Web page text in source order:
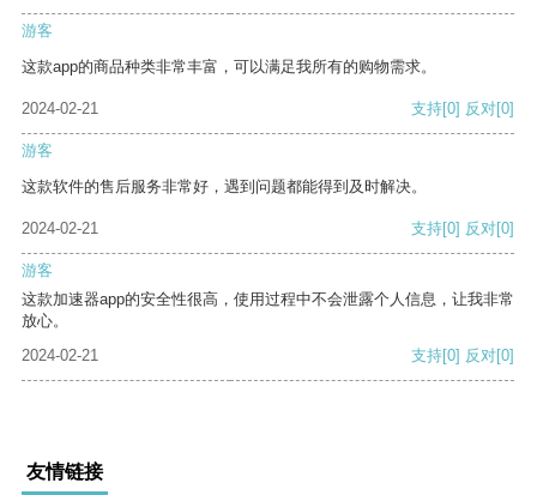
游客
这款app的商品种类非常丰富，可以满足我所有的购物需求。
2024-02-21 支持[0] 反对[0]
游客
这款软件的售后服务非常好，遇到问题都能得到及时解决。
2024-02-21 支持[0] 反对[0]
游客
这款加速器app的安全性很高，使用过程中不会泄露个人信息，让我非常
放心。
2024-02-21
支持[0] 反对[0]
友情链接